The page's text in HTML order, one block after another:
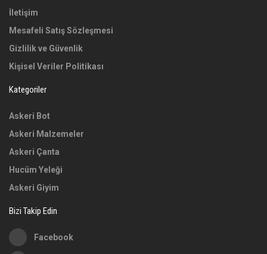
İletişim
Mesafeli Satış Sözleşmesi
Gizlilik ve Güvenlik
Kişisel Veriler Politikası
Kategoriler
Askeri Bot
Askeri Malzemeler
Askeri Çanta
Hucüm Yeleği
Askeri Giyim
Bizi Takip Edin
Facebook